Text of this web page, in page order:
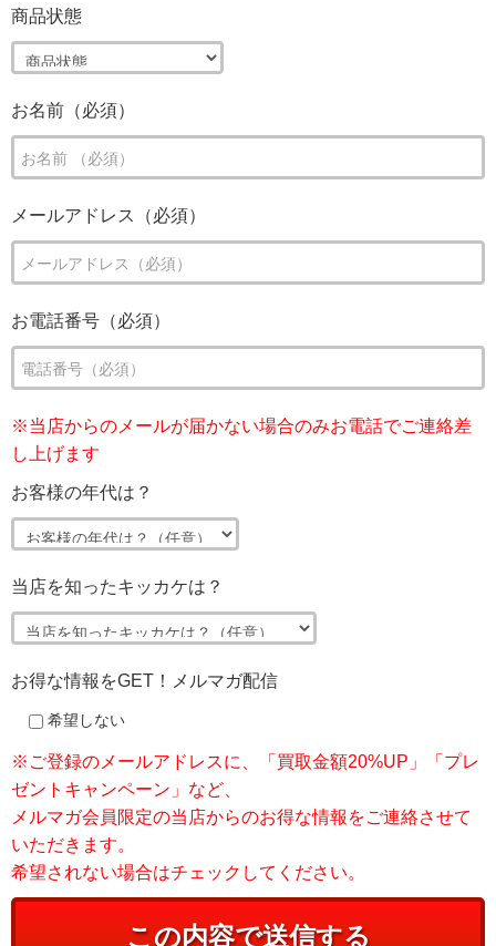
商品状態
お名前（必須）
メールアドレス（必須）
お電話番号（必須）
※当店からのメールが届かない場合のみお電話でご連絡差
し上げます
お客様の年代は？
当店を知ったキッカケは？
お得な情報をGET！メルマガ配信
希望しない
※ご登録のメールアドレスに、「買取金額20%UP」「プレ
ゼントキャンペーン」など、
メルマガ会員限定の当店からのお得な情報をご連絡させて
いただきます。
希望されない場合はチェックしてください。